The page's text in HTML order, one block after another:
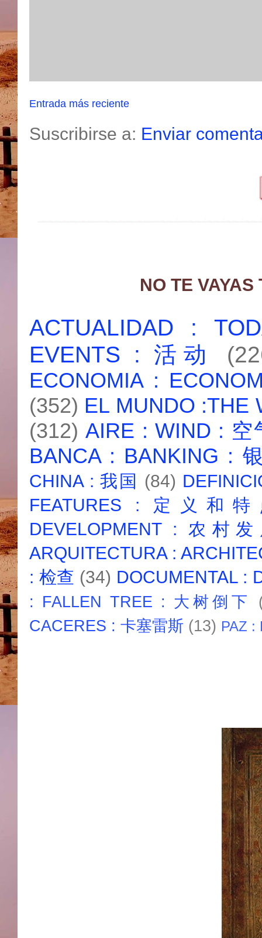
Entrada más reciente
Suscribirse a: Enviar
NO TE
ACTUALIDAD :
EVENTS : 活动
ECONOMIA :
(352) EL MUNDO :THE
(312) AIRE : WIND : 空
BANCA : BANKING :
CHINA : 我国 (84)
FEATURES : 定义和
DEVELOPMENT : 农村
ARQUITECTURA :
: 检查 (34) DOCUMENTAL :
: FALLEN TREE : 大树倒下
CACERES : 卡塞雷斯 (13) PAZ :